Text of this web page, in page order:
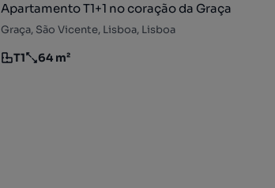
Apartamento T1+1 no coração da Graça
Graça, São Vicente, Lisboa, Lisboa
Tipologia
T1
Preço por metro quadrado
64 m²